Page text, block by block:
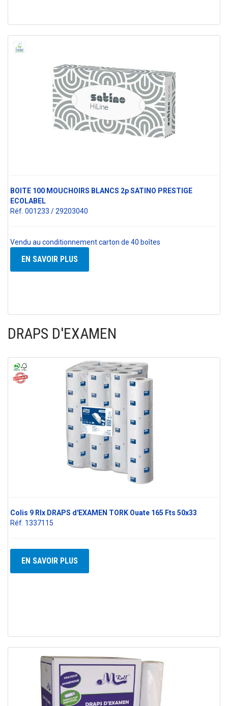
BOITE 100 MOUCHOIRS BLANCS 2p SATINO PRESTIGE
ECOLABEL
Réf. 001233 / 29203040
Vendu au conditionnement carton de 40 boîtes
EN SAVOIR PLUS
DRAPS D'EXAMEN
Colis 9 Rlx DRAPS d'EXAMEN TORK Ouate 165 Fts 50x33
Réf. 1337115
EN SAVOIR PLUS